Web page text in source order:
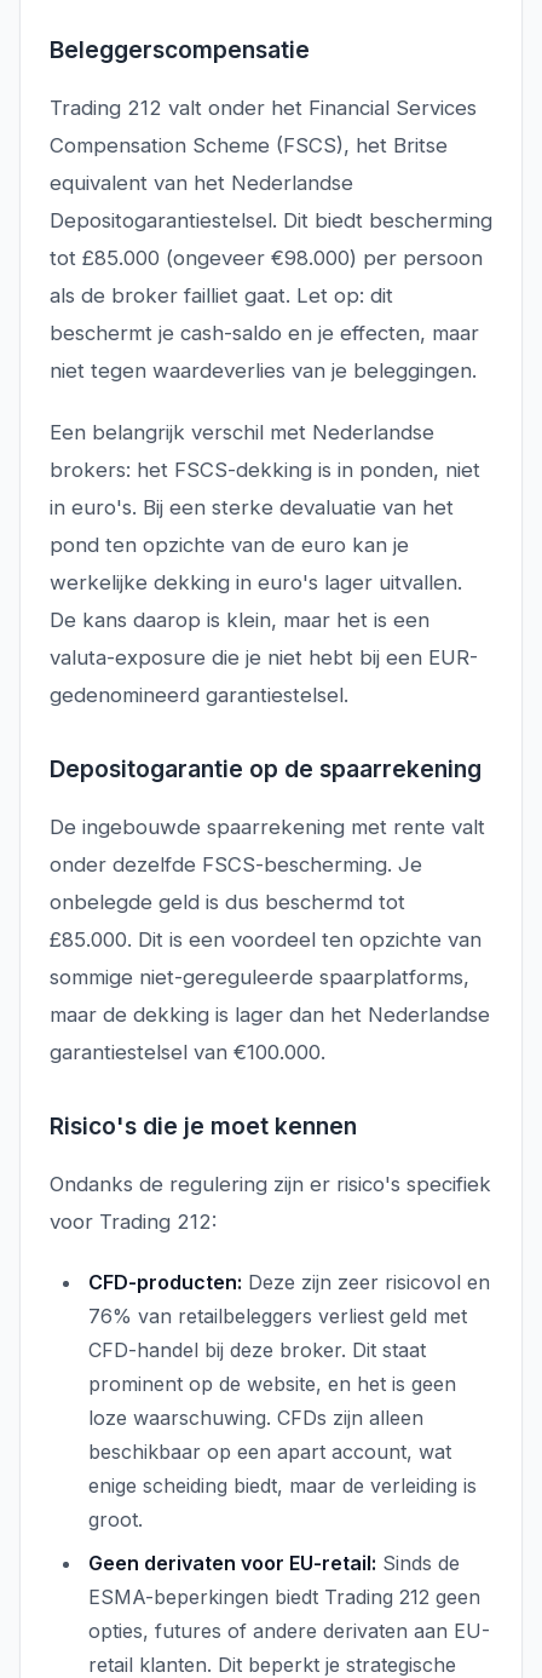
Beleggerscompensatie
Trading 212 valt onder het Financial Services
Compensation Scheme (FSCS), het Britse
equivalent van het Nederlandse
Depositogarantiestelsel. Dit biedt bescherming
tot £85.000 (ongeveer €98.000) per persoon
als de broker failliet gaat. Let op: dit
beschermt je cash-saldo en je effecten, maar
niet tegen waardeverlies van je beleggingen.
Een belangrijk verschil met Nederlandse
brokers: het FSCS-dekking is in ponden, niet
in euro's. Bij een sterke devaluatie van het
pond ten opzichte van de euro kan je
werkelijke dekking in euro's lager uitvallen.
De kans daarop is klein, maar het is een
valuta-exposure die je niet hebt bij een EUR-
gedenomineerd garantiestelsel.
Depositogarantie op de spaarrekening
De ingebouwde spaarrekening met rente valt
onder dezelfde FSCS-bescherming. Je
onbelegde geld is dus beschermd tot
£85.000. Dit is een voordeel ten opzichte van
sommige niet-gereguleerde spaarplatforms,
maar de dekking is lager dan het Nederlandse
garantiestelsel van €100.000.
Risico's die je moet kennen
Ondanks de regulering zijn er risico's specifiek
voor Trading 212:
CFD-producten: Deze zijn zeer risicovol en
76% van retailbeleggers verliest geld met
CFD-handel bij deze broker. Dit staat
prominent op de website, en het is geen
loze waarschuwing. CFDs zijn alleen
beschikbaar op een apart account, wat
enige scheiding biedt, maar de verleiding is
groot.
Geen derivaten voor EU-retail: Sinds de
ESMA-beperkingen biedt Trading 212 geen
opties, futures of andere derivaten aan EU-
retail klanten. Dit beperkt je strategische